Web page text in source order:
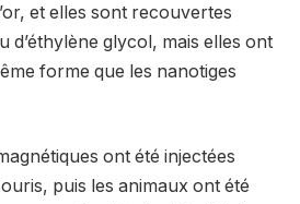
et elles sont recouvertes
d’éthylène glycol, mais elles ont
forme que les nanotiges
ont été injectées
puis les animaux ont été